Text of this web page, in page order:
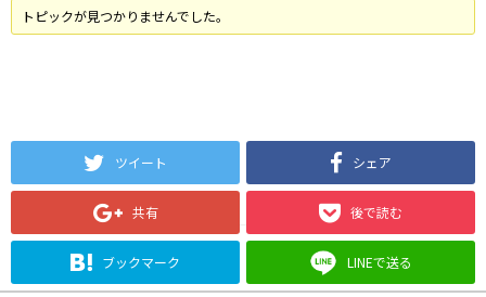
トピックが見つかりませんでした。
ツイート シェア
共有 後で読む
ブックマーク LINEで送る